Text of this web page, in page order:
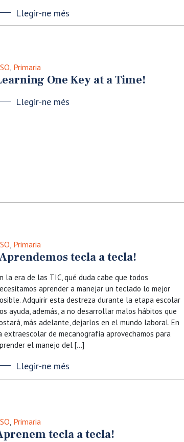
Llegir-ne més
, Primaria
One Key at a Time!
Llegir-ne més
, Primaria
tecla a tecla!
la era de las TIC, qué duda cabe que todos
aprender a manejar un teclado lo mejor
Adquirir esta destreza durante la etapa escolar
ayuda, además, a no desarrollar malos hábitos que
más adelante, dejarlos en el mundo laboral. En
extraescolar de mecanografía aprovechamos para
el manejo del […]
Llegir-ne més
, Primaria
tecla a tecla!